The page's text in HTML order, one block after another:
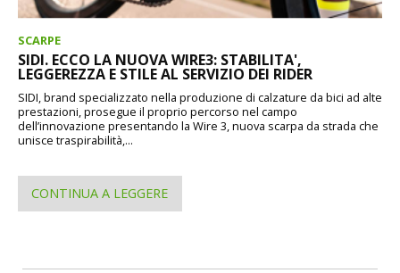
SCARPE
SIDI. ECCO LA NUOVA WIRE3: STABILITA',
LEGGEREZZA E STILE AL SERVIZIO DEI RIDER
SIDI, brand specializzato nella produzione di calzature da bici ad alte
prestazioni, prosegue il proprio percorso nel campo
dell’innovazione presentando la Wire 3, nuova scarpa da strada che
unisce traspirabilità,...
CONTINUA A LEGGERE